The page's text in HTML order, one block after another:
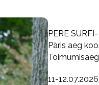
PERE
Päris aeg
11-12.07.2026.